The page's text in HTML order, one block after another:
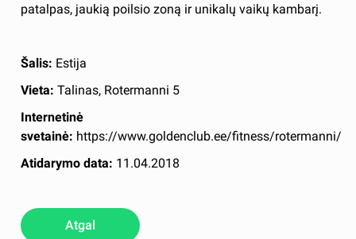
patalpas, jaukią poilsio zoną ir unikalų vaikų kambarį.
Šalis: Estija
Vieta: Talinas, Rotermanni 5
Internetinė
svetainė: https://www.goldenclub.ee/fitness/rotermanni/
Atidarymo data: 11.04.2018
Atgal